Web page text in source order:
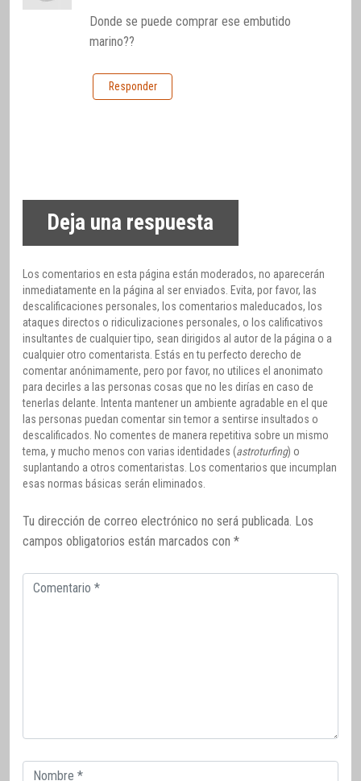
Donde se puede comprar ese embutido
marino??
Responder
Deja una respuesta
Los comentarios en esta página están moderados, no aparecerán
inmediatamente en la página al ser enviados. Evita, por favor, las
descalificaciones personales, los comentarios maleducados, los
ataques directos o ridiculizaciones personales, o los calificativos
insultantes de cualquier tipo, sean dirigidos al autor de la página o a
cualquier otro comentarista. Estás en tu perfecto derecho de
comentar anónimamente, pero por favor, no utilices el anonimato
para decirles a las personas cosas que no les dirías en caso de
tenerlas delante. Intenta mantener un ambiente agradable en el que
las personas puedan comentar sin temor a sentirse insultados o
descalificados. No comentes de manera repetitiva sobre un mismo
tema, y mucho menos con varias identidades (astroturfing) o
suplantando a otros comentaristas. Los comentarios que incumplan
esas normas básicas serán eliminados.
Tu dirección de correo electrónico no será publicada. Los
campos obligatorios están marcados con *
Comentario
Correo